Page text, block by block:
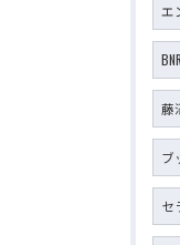
エ
藤
ブ
セ